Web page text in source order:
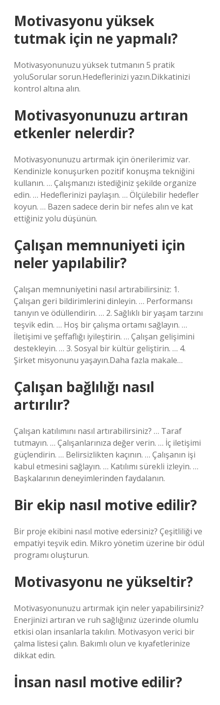
Motivasyonu yüksek
tutmak için ne yapmalı?
Motivasyonunuzu yüksek tutmanın 5 pratik
yoluSorular sorun.Hedeflerinizi yazın.Dikkatinizi
kontrol altına alın.
Motivasyonunuzu artıran
etkenler nelerdir?
Motivasyonunuzu artırmak için önerilerimiz var.
Kendinizle konuşurken pozitif konuşma tekniğini
kullanın. … Çalışmanızı istediğiniz şekilde organize
edin. … Hedeflerinizi paylaşın. … Ölçülebilir hedefler
koyun. … Bazen sadece derin bir nefes alın ve kat
ettiğiniz yolu düşünün.
Çalışan memnuniyeti için
neler yapılabilir?
Çalışan memnuniyetini nasıl artırabilirsiniz: 1.
Çalışan geri bildirimlerini dinleyin. … Performansı
tanıyın ve ödüllendirin. … 2. Sağlıklı bir yaşam tarzını
teşvik edin. … Hoş bir çalışma ortamı sağlayın. …
İletişimi ve şeffaflığı iyileştirin. … Çalışan gelişimini
destekleyin. … 3. Sosyal bir kültür geliştirin. … 4.
Şirket misyonunu yaşayın.Daha fazla makale…
Çalışan bağlılığı nasıl
artırılır?
Çalışan katılımını nasıl artırabilirsiniz? … Taraf
tutmayın. … Çalışanlarınıza değer verin. … İç iletişimi
güçlendirin. … Belirsizlikten kaçının. … Çalışanın işi
kabul etmesini sağlayın. … Katılımı sürekli izleyin. …
Başkalarının deneyimlerinden faydalanın.
Bir ekip nasıl motive edilir?
Bir proje ekibini nasıl motive edersiniz? Çeşitliliği ve
empatiyi teşvik edin. Mikro yönetim üzerine bir ödül
programı oluşturun.
Motivasyonu ne yükseltir?
Motivasyonunuzu artırmak için neler yapabilirsiniz?
Enerjinizi artıran ve ruh sağlığınız üzerinde olumlu
etkisi olan insanlarla takılın. Motivasyon verici bir
çalma listesi çalın. Bakımlı olun ve kıyafetlerinize
dikkat edin.
İnsan nasıl motive edilir?